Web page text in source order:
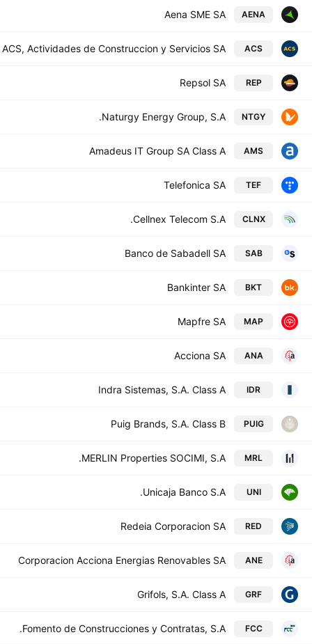
AENA
Aena SME SA
ACS
ACS, Actividades de Construccion y Servicios SA
REP
Repsol SA
NTGY
Naturgy Energy Group, S.A.
AMS
Amadeus IT Group SA Class A
TEF
Telefonica SA
CLNX
Cellnex Telecom S.A.
SAB
Banco de Sabadell SA
BKT
Bankinter SA
MAP
Mapfre SA
ANA
Acciona SA
IDR
Indra Sistemas, S.A. Class A
PUIG
Puig Brands, S.A. Class B
MRL
MERLIN Properties SOCIMI, S.A.
UNI
Unicaja Banco S.A.
RED
Redeia Corporacion SA
ANE
Corporacion Acciona Energias Renovables SA
GRF
Grifols, S.A. Class A
FCC
Fomento de Construcciones y Contratas, S.A.